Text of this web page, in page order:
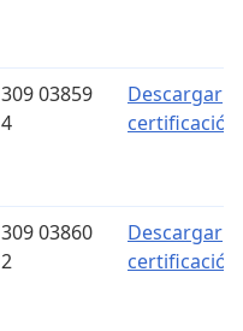
309 03859
4
Descargar
certificación
309 03860
2
Descargar
certificación